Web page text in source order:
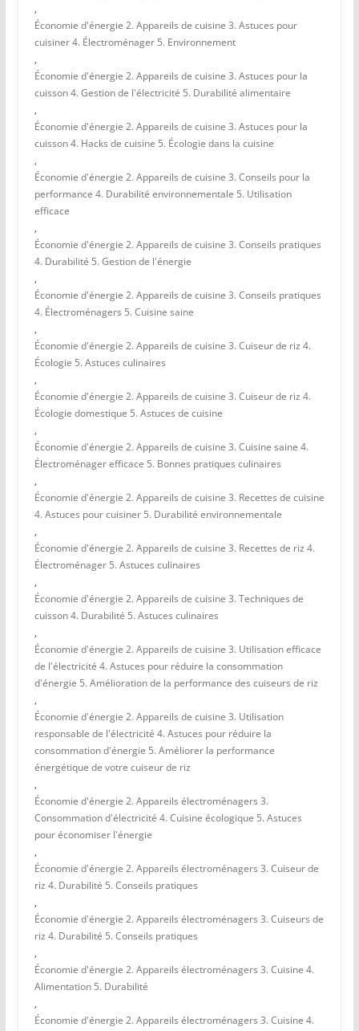
,
Économie d'énergie 2. Appareils de cuisine 3. Astuces pour
cuisiner 4. Électroménager 5. Environnement
,
Économie d'énergie 2. Appareils de cuisine 3. Astuces pour la
cuisson 4. Gestion de l'électricité 5. Durabilité alimentaire
,
Économie d'énergie 2. Appareils de cuisine 3. Astuces pour la
cuisson 4. Hacks de cuisine 5. Écologie dans la cuisine
,
Économie d'énergie 2. Appareils de cuisine 3. Conseils pour la
performance 4. Durabilité environnementale 5. Utilisation
efficace
,
Économie d'énergie 2. Appareils de cuisine 3. Conseils pratiques
4. Durabilité 5. Gestion de l'énergie
,
Économie d'énergie 2. Appareils de cuisine 3. Conseils pratiques
4. Électroménagers 5. Cuisine saine
,
Économie d'énergie 2. Appareils de cuisine 3. Cuiseur de riz 4.
Écologie 5. Astuces culinaires
,
Économie d'énergie 2. Appareils de cuisine 3. Cuiseur de riz 4.
Écologie domestique 5. Astuces de cuisine
,
Économie d'énergie 2. Appareils de cuisine 3. Cuisine saine 4.
Électroménager efficace 5. Bonnes pratiques culinaires
,
Économie d'énergie 2. Appareils de cuisine 3. Recettes de cuisine
4. Astuces pour cuisiner 5. Durabilité environnementale
,
Économie d'énergie 2. Appareils de cuisine 3. Recettes de riz 4.
Électroménager 5. Astuces culinaires
,
Économie d'énergie 2. Appareils de cuisine 3. Techniques de
cuisson 4. Durabilité 5. Astuces culinaires
,
Économie d'énergie 2. Appareils de cuisine 3. Utilisation efficace
de l'électricité 4. Astuces pour réduire la consommation
d'énergie 5. Amélioration de la performance des cuiseurs de riz
,
Économie d'énergie 2. Appareils de cuisine 3. Utilisation
responsable de l'électricité 4. Astuces pour réduire la
consommation d'énergie 5. Améliorer la performance
énergétique de votre cuiseur de riz
,
Économie d'énergie 2. Appareils électroménagers 3.
Consommation d'électricité 4. Cuisine écologique 5. Astuces
pour économiser l'énergie
,
Économie d'énergie 2. Appareils électroménagers 3. Cuiseur de
riz 4. Durabilité 5. Conseils pratiques
,
Économie d'énergie 2. Appareils électroménagers 3. Cuiseurs de
riz 4. Durabilité 5. Conseils pratiques
,
Économie d'énergie 2. Appareils électroménagers 3. Cuisine 4.
Alimentation 5. Durabilité
,
Économie d'énergie 2. Appareils électroménagers 3. Cuisine 4.